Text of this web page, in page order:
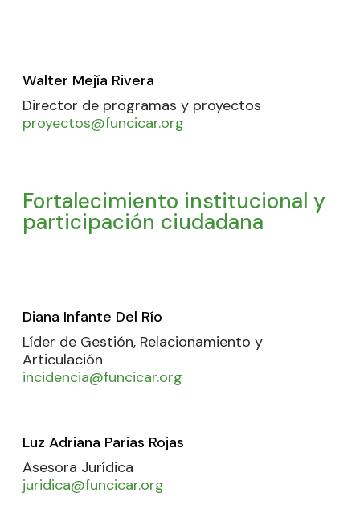
Walter Mejía Rivera
Director de programas y proyectos
proyectos@funcicar.org
Fortalecimiento institucional y
participación ciudadana
Diana Infante Del Río
Líder de Gestión, Relacionamiento y
Articulación
incidencia@funcicar.org
Luz Adriana Parias Rojas
Asesora Jurídica
juridica@funcicar.org